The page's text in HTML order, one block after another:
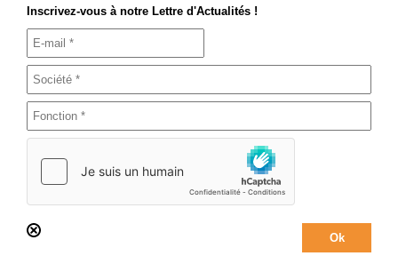
Inscrivez-vous à notre Lettre d'Actualités !